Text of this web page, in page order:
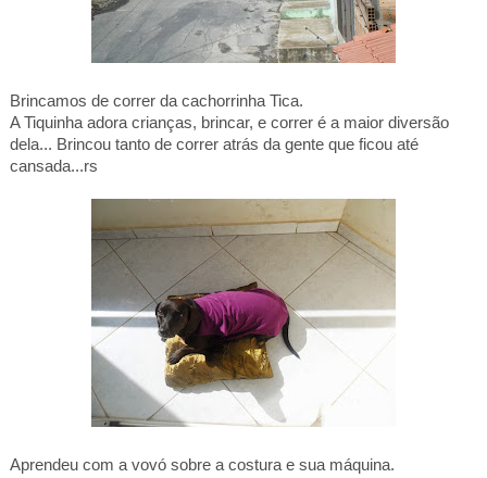
Brincamos de correr da cachorrinha Tica.
A Tiquinha adora crianças, brincar, e correr é a maior diversão
dela... Brincou tanto de correr atrás da gente que ficou até
cansada...rs
Aprendeu com a vovó sobre a costura e sua máquina.